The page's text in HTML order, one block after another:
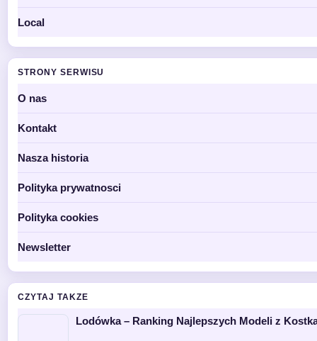
Local
STRONY SERWISU
O nas
Kontakt
Nasza historia
Polityka prywatnosci
Polityka cookies
Newsletter
CZYTAJ TAKZE
Lodówka – Ranking Najlepszych Modeli z